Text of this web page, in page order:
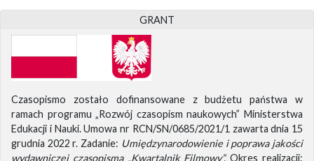
GRANT
Czasopismo zostało dofinansowane z budżetu państwa w
ramach programu „Rozwój czasopism naukowych” Ministerstwa
Edukacji i Nauki. Umowa nr RCN/SN/0685/2021/1 zawarta dnia 15
grudnia 2022 r. Zadanie: Umiędzynarodowienie i poprawa jakości
wydawniczej czasopisma „Kwartalnik Filmowy”.Okres realizacji: